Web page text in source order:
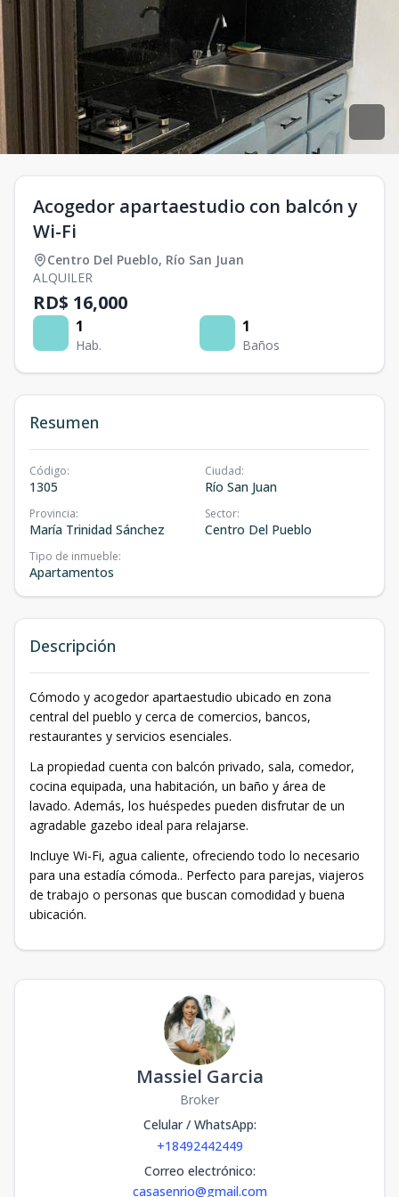
Acogedor apartaestudio con balcón y
Wi-Fi
Centro Del Pueblo, Río San Juan
ALQUILER
RD$ 16,000
1
Hab.
1
Baños
Resumen
Código:
1305
Ciudad:
Río San Juan
Provincia:
María Trinidad Sánchez
Sector:
Centro Del Pueblo
Tipo de inmueble:
Apartamentos
Descripción
Cómodo y acogedor apartaestudio ubicado en zona
central del pueblo y cerca de comercios, bancos,
restaurantes y servicios esenciales.
La propiedad cuenta con balcón privado, sala, comedor,
cocina equipada, una habitación, un baño y área de
lavado. Además, los huéspedes pueden disfrutar de un
agradable gazebo ideal para relajarse.
Incluye Wi-Fi, agua caliente, ofreciendo todo lo necesario
para una estadía cómoda.. Perfecto para parejas, viajeros
de trabajo o personas que buscan comodidad y buena
ubicación.
Massiel Garcia
Broker
Celular / WhatsApp:
+18492442449
Correo electrónico:
casasenrio@gmail.com